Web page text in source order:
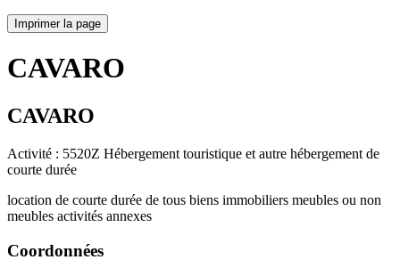
Imprimer la page
CAVARO
CAVARO
Activité : 5520Z Hébergement touristique et autre hébergement de
courte durée
location de courte durée de tous biens immobiliers meubles ou non
meubles activités annexes
Coordonnées